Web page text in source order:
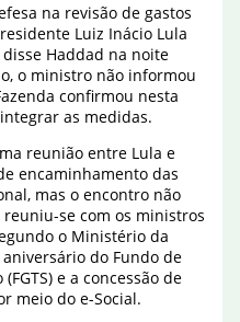
na revisão de gastos
Luiz Inácio Lula
Haddad na noite
o ministro não informou
confirmou nesta
as medidas.
reunião entre Lula e
encaminhamento das
mas o encontro não
se com os ministros
o Ministério da
do Fundo de
e a concessão de
meio do e-Social.